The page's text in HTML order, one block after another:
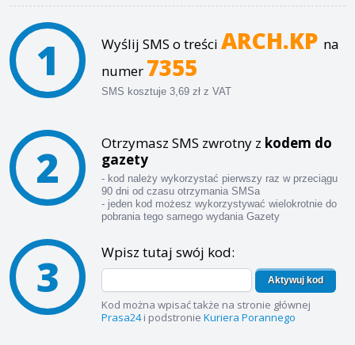
1 Wyślij SMS o treści ARCH.KP na
numer 7355
SMS kosztuje 3,69 zł z VAT
2 Otrzymasz SMS zwrotny z kodem do
gazety
- kod należy wykorzystać pierwszy raz w przeciągu
90 dni od czasu otrzymania SMSa
- jeden kod możesz wykorzystywać wielokrotnie do
pobrania tego samego wydania Gazety
3 Wpisz tutaj swój kod:
Aktywuj kod
Kod można wpisać także na stronie głównej
Prasa24i podstronie Kuriera Porannego